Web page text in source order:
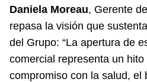
Daniela Moreau, Gerente
repasa la visión que
del Grupo: “La apertura de
comercial representa un
compromiso con la salud, el